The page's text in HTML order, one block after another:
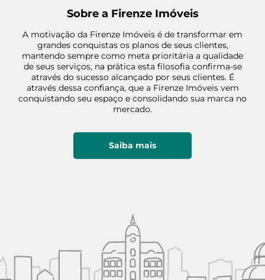
Sobre a Firenze Imóveis
A motivação da Firenze Imóveis é de transformar em
grandes conquistas os planos de seus clientes,
mantendo sempre como meta prioritária a qualidade
de seus serviços, na prática esta filosofia confirma-se
através do sucesso alcançado por seus clientes. É
através dessa confiança, que a Firenze Imóveis vem
conquistando seu espaço e consolidando sua marca no
mercado.
Saiba mais